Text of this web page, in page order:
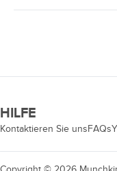
HILFE
Kontaktieren Sie uns FAQs